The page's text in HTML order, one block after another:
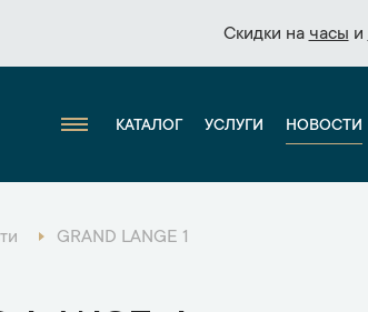
Скидки на часы и
Скидки на часы и
КАТАЛОГ УСЛУГИ НОВОСТИ
GRAND LANGE 1